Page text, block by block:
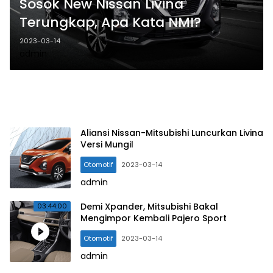
Sosok New Nissan Livina
Terungkap, Apa Kata NMI?
2023-03-14
Aliansi Nissan-Mitsubishi Luncurkan Livina
Versi Mungil
Otomotif 2023-03-14
admin
03:44:00
Demi Xpander, Mitsubishi Bakal
Mengimpor Kembali Pajero Sport
Otomotif 2023-03-14
admin